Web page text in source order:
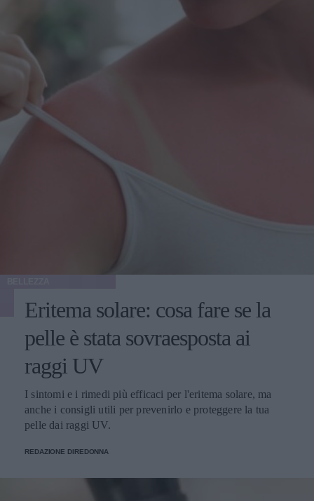
Eritema solare: cosa fare se la
pelle è stata sovraesposta ai
raggi UV
I sintomi e i rimedi più efficaci per l'eritema solare, ma
anche i consigli utili per prevenirlo e proteggere la tua
pelle dai raggi UV.
REDAZIONE DIREDONNA